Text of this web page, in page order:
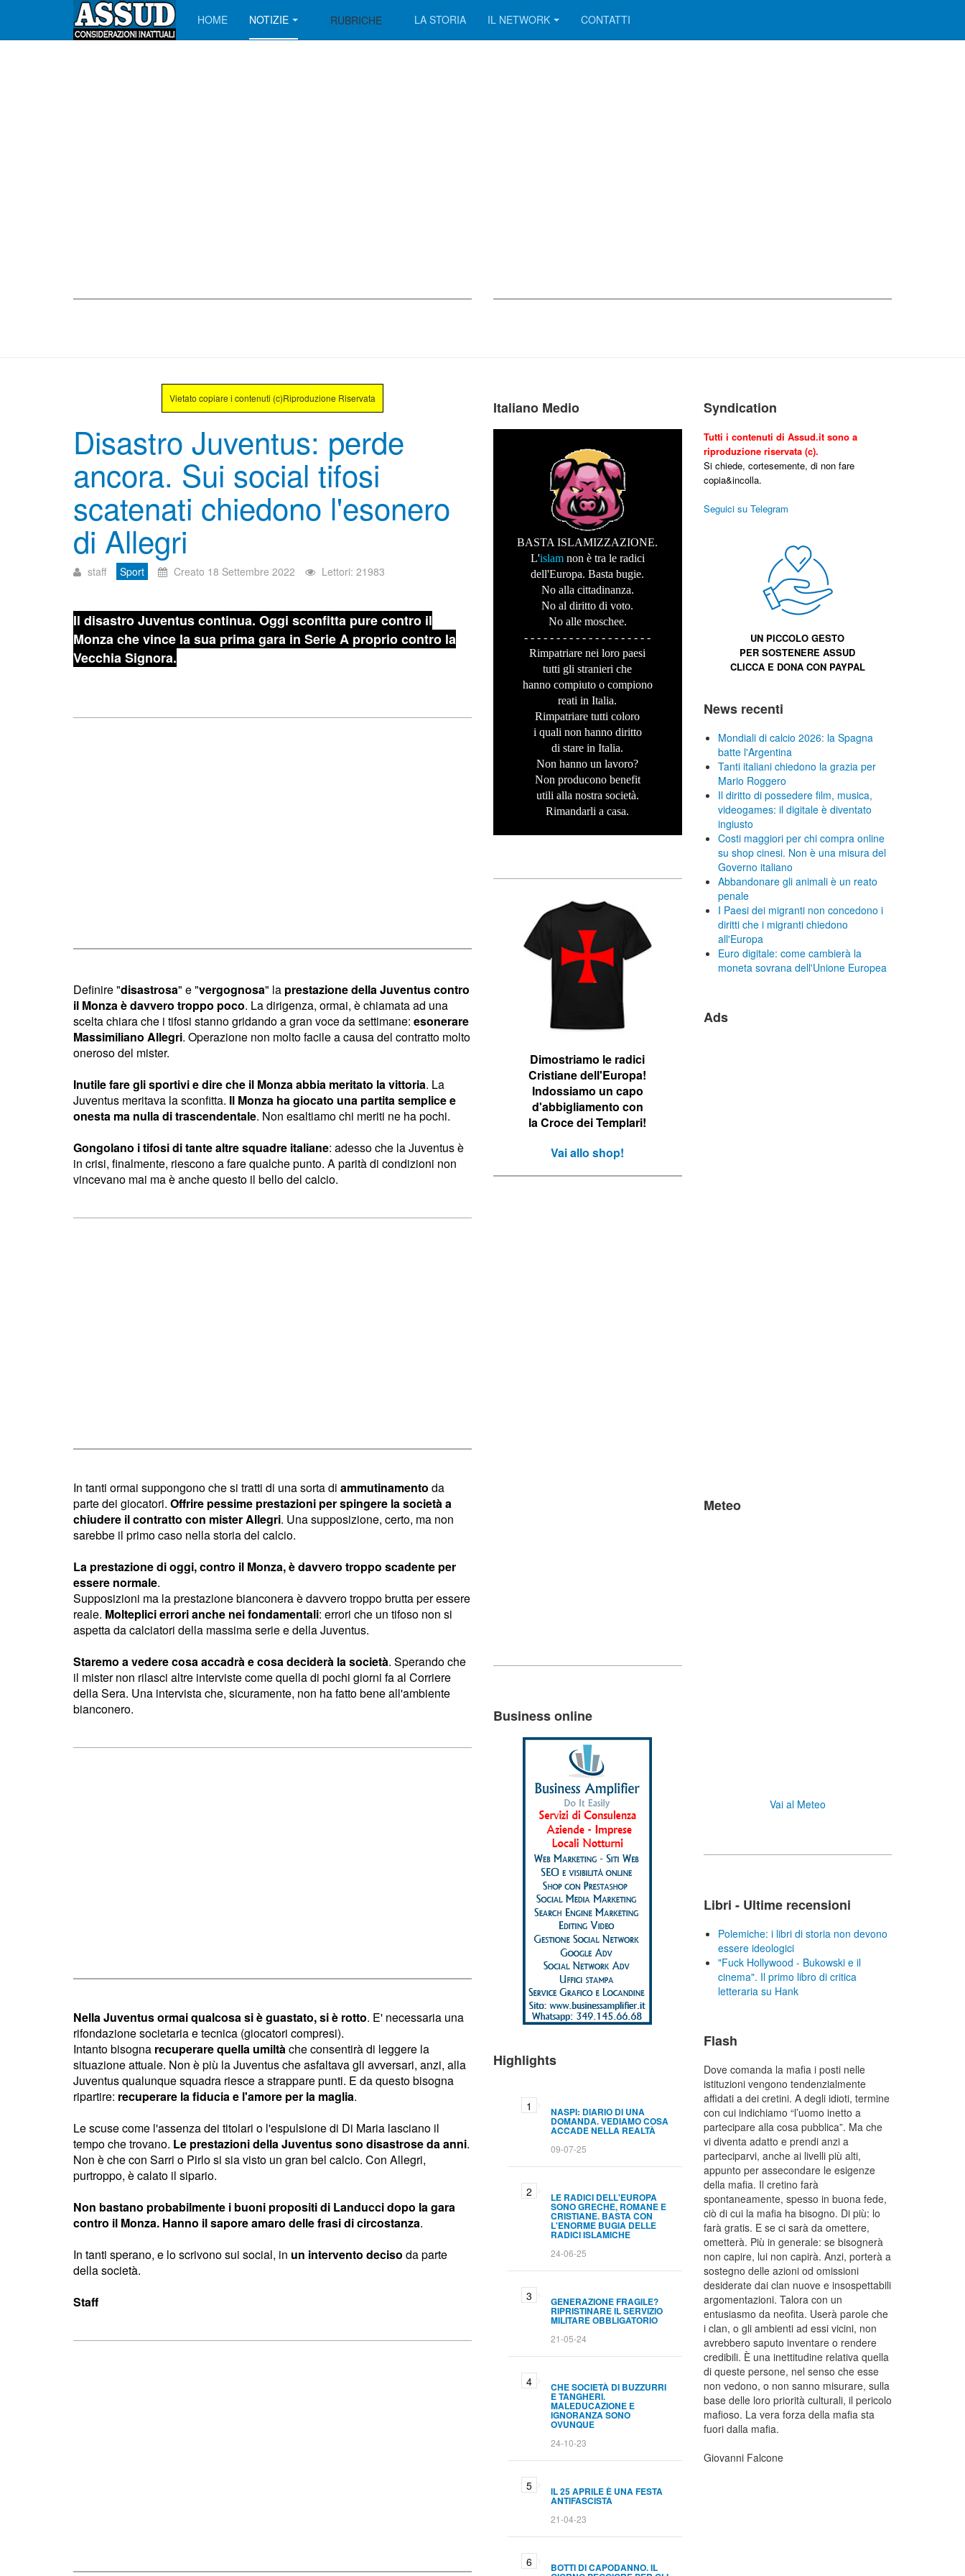
HOME NOTIZIE RUBRICHE LA STORIA IL NETWORK CONTATTI
Vietato copiare i contenuti (c)Riproduzione Riservata
Disastro Juventus: perde
ancora. Sui social tifosi
scatenati chiedono l'esonero
di Allegri
staff Sport Creato 18 Settembre 2022 Lettori: 21983
Il disastro Juventus continua. Oggi sconfitta pure contro il
Monza che vince la sua prima gara in Serie A proprio contro la
Vecchia Signora.
Definire "disastrosa" e "vergognosa" la prestazione della Juventus contro
il Monza è davvero troppo poco. La dirigenza, ormai, è chiamata ad una
scelta chiara che i tifosi stanno gridando a gran voce da settimane: esonerare
Massimiliano Allegri. Operazione non molto facile a causa del contratto molto
oneroso del mister.
Inutile fare gli sportivi e dire che il Monza abbia meritato la vittoria. La
Juventus meritava la sconfitta. Il Monza ha giocato una partita semplice e
onesta ma nulla di trascendentale. Non esaltiamo chi meriti ne ha pochi.
Gongolano i tifosi di tante altre squadre italiane: adesso che la Juventus è
in crisi, finalmente, riescono a fare qualche punto. A parità di condizioni non
vincevano mai ma è anche questo il bello del calcio.
In tanti ormai suppongono che si tratti di una sorta di ammutinamento da
parte dei giocatori. Offrire pessime prestazioni per spingere la società a
chiudere il contratto con mister Allegri. Una supposizione, certo, ma non
sarebbe il primo caso nella storia del calcio.
La prestazione di oggi, contro il Monza, è davvero troppo scadente per
essere normale.
Supposizioni ma la prestazione bianconera è davvero troppo brutta per essere
reale. Molteplici errori anche nei fondamentali: errori che un tifoso non si
aspetta da calciatori della massima serie e della Juventus.
Staremo a vedere cosa accadrà e cosa deciderà la società. Sperando che
il mister non rilasci altre interviste come quella di pochi giorni fa al Corriere
della Sera. Una intervista che, sicuramente, non ha fatto bene all'ambiente
bianconero.
Nella Juventus ormai qualcosa si è guastato, si è rotto. E' necessaria una
rifondazione societaria e tecnica (giocatori compresi).
Intanto bisogna recuperare quella umiltà che consentirà di leggere la
situazione attuale. Non è più la Juventus che asfaltava gli avversari, anzi, alla
Juventus qualunque squadra riesce a strappare punti. E da questo bisogna
ripartire: recuperare la fiducia e l'amore per la maglia.
Le scuse come l'assenza dei titolari o l'espulsione di Di Maria lasciano il
tempo che trovano. Le prestazioni della Juventus sono disastrose da anni.
Non è che con Sarri o Pirlo si sia visto un gran bel calcio. Con Allegri,
purtroppo, è calato il sipario.
Non bastano probabilmente i buoni propositi di Landucci dopo la gara
contro il Monza. Hanno il sapore amaro delle frasi di circostanza.
In tanti sperano, e lo scrivono sui social, in un intervento deciso da parte
della società.
Staff
Italiano Medio
BASTA ISLAMIZZAZIONE.
L'islam non è tra le radici
dell'Europa. Basta bugie.
No alla cittadinanza.
No al diritto di voto.
No alle moschee.
- - - - - - - - - - - - - - - - - - - -
Rimpatriare nei loro paesi
tutti gli stranieri che
hanno compiuto o compiono
reati in Italia.
Rimpatriare tutti coloro
i quali non hanno diritto
di stare in Italia.
Non hanno un lavoro?
Non producono benefit
utili alla nostra società.
Rimandarli a casa.
Dimostriamo le radici
Cristiane dell'Europa!
Indossiamo un capo
d'abbigliamento con
la Croce dei Templari!
Vai allo shop!
Business online
Highlights
NASPI: DIARIO DI UNA
DOMANDA. VEDIAMO COSA
ACCADE NELLA REALTÀ
09-07-25
LE RADICI DELL'EUROPA
SONO GRECHE, ROMANE E
CRISTIANE. BASTA CON
L'ENORME BUGIA DELLE
RADICI ISLAMICHE
24-06-25
GENERAZIONE FRAGILE?
RIPRISTINARE IL SERVIZIO
MILITARE OBBLIGATORIO
21-05-24
CHE SOCIETÀ DI BUZZURRI
E TANGHERI.
MALEDUCAZIONE E
IGNORANZA SONO
OVUNQUE
24-10-23
IL 25 APRILE È UNA FESTA
ANTIFASCISTA
21-04-23
BOTTI DI CAPODANNO. IL
Syndication
Tutti i contenuti di Assud.it sono a
riproduzione riservata (c).
Si chiede, cortesemente, di non fare
copia&incolla.
Seguici su Telegram
UN PICCOLO GESTO
PER SOSTENEREASSUD
CLICCA E DONA CON PAYPAL
News recenti
Mondiali di calcio 2026: la Spagna
batte l'Argentina
Tanti italiani chiedono la grazia per
Mario Roggero
Il diritto di possedere film, musica,
videogames: il digitale è diventato
ingiusto
Costi maggiori per chi compra online
su shop cinesi. Non è una misura del
Governo italiano
Abbandonare gli animali è un reato
penale
I Paesi dei migranti non concedono i
diritti che i migranti chiedono
all'Europa
Euro digitale: come cambierà la
moneta sovrana dell'Unione Europea
Ads
Meteo
Vai al Meteo
Libri - Ultime recensioni
Polemiche: i libri di storia non devono
essere ideologici
"Fuck Hollywood - Bukowski e il
cinema". Il primo libro di critica
letteraria su Hank
Flash
Dove comanda la mafia i posti nelle
istituzioni vengono tendenzialmente
affidati a dei cretini. A degli idioti, termine
con cui indichiamo “l’uomo inetto a
partecipare alla cosa pubblica”. Ma che
vi diventa adatto e prendi anzi a
parteciparvi, anche ai livelli più alti,
appunto per assecondare le esigenze
della mafia. Il cretino farà
spontaneamente, spesso in buona fede,
ciò di cui la mafia ha bisogno. Di più: lo
farà gratis. E se ci sarà da omettere,
ometterà. Più in generale: se bisognerà
non capire, lui non capirà. Anzi, porterà a
sostegno delle azioni od omissioni
desiderate dai clan nuove e insospettabili
argomentazioni. Talora con un
entusiasmo da neofita. Userà parole che
i clan, o gli ambienti ad essi vicini, non
avrebbero saputo inventare o rendere
credibili. È una inettitudine relativa quella
di queste persone, nel senso che esse
non vedono, o non sanno misurare, sulla
base delle loro priorità culturali, il pericolo
mafioso. La vera forza della mafia sta
fuori dalla mafia.
Giovanni Falcone